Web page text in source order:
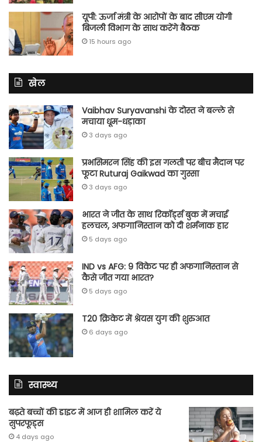
यूपी: ऊर्जा मंत्री के आरोपों के बाद सीएम योगी
बिजली विभाग के साथ करेंगे बैठक
15 hours ago
खेल
Vaibhav Suryavanshi के दोस्त ने बल्ले से
मचाया धूम-धड़ाका
3 days ago
प्रभसिमरन सिंह की इस गलती पर बीच मैदान पर
फूटा Ruturaj Gaikwad का गुस्सा
3 days ago
भारत ने जीत के साथ रिकॉर्ड्स बुक में मचाई
हलचल, अफगानिस्तान को दी शर्मनाक हार
5 days ago
IND vs AFG: 9 विकेट पर ही अफगानिस्तान से
कैसे जीत गया भारत?
5 days ago
T20 क्रिकेट में श्रेयस युग की शुरुआत
6 days ago
स्वास्थ्य
बढ़ते बच्चों की डाइट में आज ही शामिल करें ये
सुपरफूड्स
4 days ago